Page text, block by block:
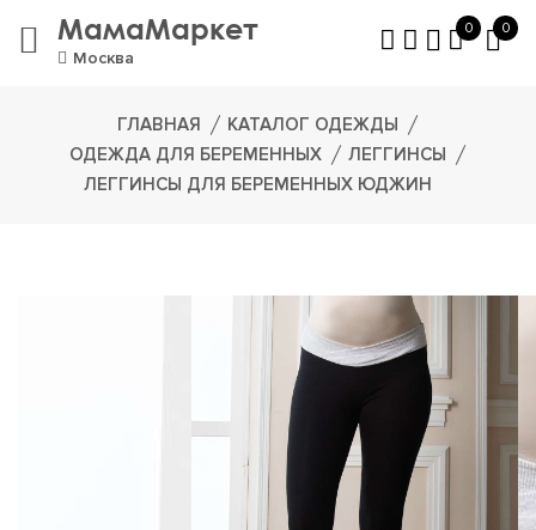
МамаМаркет
Москва
0 0
ГЛАВНАЯ
КАТАЛОГ ОДЕЖДЫ
ОДЕЖДА ДЛЯ БЕРЕМЕННЫХ
ЛЕГГИНСЫ
ЛЕГГИНСЫ ДЛЯ БЕРЕМЕННЫХ ЮДЖИН